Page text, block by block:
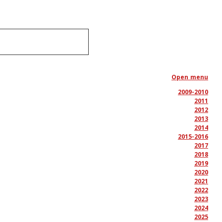
Open menu
2009-2010
2011
2012
2013
2014
2015-2016
2017
2018
2019
2020
2021
2022
2023
2024
2025